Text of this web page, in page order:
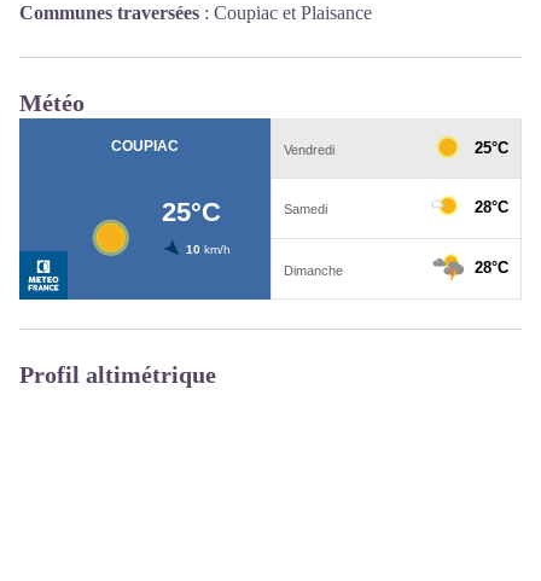
Communes traversées : Coupiac et Plaisance
Météo
Profil altimétrique